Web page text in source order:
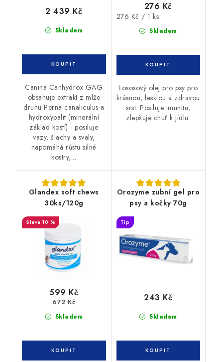
Skladem
2 439 Kč
Canina Canhydrox GAG
obsahuje extrakt z mlže
druhu Perna canaliculus a
hydroxypalit (minerální
základ kostí) - posiluje
vazy, šlachy a svaly,
napomáhá růstu silné
kostry,...
Skladem
276 Kč
Měrná
276 Kč / 1 ks
Lososový olej pro psy pro
krásnou, lesklou a zdravou
srst. Posiluje imunitu,
zlepšuje chuť k jídlu.
Glandex soft chews
30ks/120g
10 %
Skladem
599 Kč
672 Kč
Orozyme zubní gel pro
psy a kočky 70g
Tip
Skladem
243 Kč